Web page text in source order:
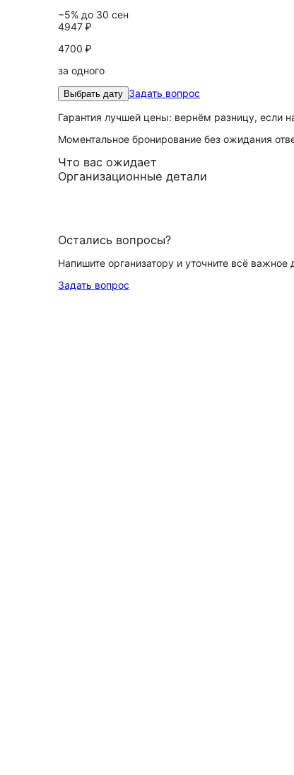
−5% до 30 сен
4947 ₽
4700 ₽
за одного
Выбрать дату Задать вопрос
Гарантия лучшей цены: вернём разницу, если
Моментальное бронирование без ожидания
Что вас ожидает
Организационные детали
Остались вопросы?
Напишите организатору и уточните всё важное
Задать вопрос